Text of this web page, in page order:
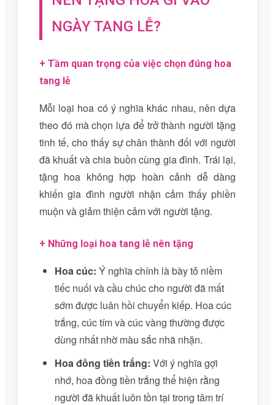
NGÀY TANG LỄ?
+ Tầm quan trọng của việc chọn đúng hoa
tang lễ
Mỗi loại hoa có ý nghĩa khác nhau, nên dựa
theo đó mà chọn lựa để trở thành người tặng
tinh tế, cho thấy sự chân thành đối với người
đã khuất và chia buồn cùng gia đình. Trái lại,
tặng hoa không hợp hoàn cảnh dễ dàng
khiến gia đình người nhận cảm thấy phiền
muộn và giảm thiện cảm với người tặng.
+ Những loại hoa tang lễ nên tặng
Hoa cúc: Ý nghĩa chính là bày tỏ niềm
tiếc nuối và cầu chúc cho người đã mất
sớm được luân hồi chuyển kiếp. Hoa cúc
trắng, cúc tím và cúc vàng thường được
dùng nhất nhờ màu sắc nhã nhặn.
Hoa đồng tiền trắng: Với ý nghĩa gợi
nhớ, hoa đồng tiền trắng thể hiện rằng
người đã khuất luôn tồn tại trong tâm trí